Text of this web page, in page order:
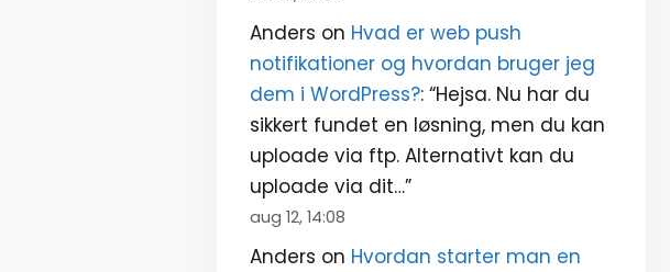
Anders on Hvad er web push
notifikationer og hvordan bruger jeg
dem i WordPress?: “Hejsa. Nu har du
sikkert fundet en løsning, men du kan
uploade via ftp. Alternativt kan du
uploade via dit…”
aug 12, 14:08
Anders on Hvordan starter man en